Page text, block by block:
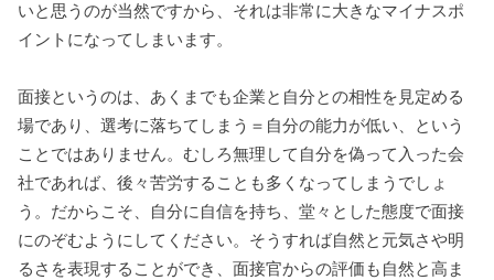
いと思うのが当然ですから、それは非常に大きなマイナスポ
イントになってしまいます。
面接というのは、あくまでも企業と自分との相性を見定める
場であり、選考に落ちてしまう＝自分の能力が低い、という
ことではありません。むしろ無理して自分を偽って入った会
社であれば、後々苦労することも多くなってしまうでしょ
う。だからこそ、自分に自信を持ち、堂々とした態度で面接
にのぞむようにしてください。そうすれば自然と元気さや明
るさを表現することができ、面接官からの評価も自然と高ま